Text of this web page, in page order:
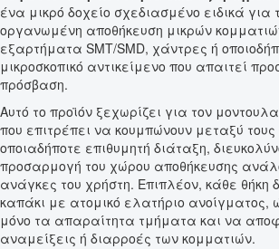
ένα μικρό δοχείο σχεδιασμένο ειδικά
οργανωμένη αποθήκευση μικρών
εξαρτήματα SMT/SMD, χάντρες ή
μικροσκοπικό αντικείμενο που απαιτεί
πρόσβαση.
Αυτό το προϊόν ξεχωρίζει για τον
που επιτρέπει να κουμπώνουν μεταξύ
οποιαδήποτε επιθυμητή διάταξη,
προσαρμογή του χώρου αποθήκευσης
ανάγκες του χρήστη. Επιπλέον, κάθε θήκη
καπάκι με ατομικό ελατήριο ανοίγματος,
μόνο τα απαραίτητα τμήματα και να
αναμείξεις ή διαρροές των κομματιών.